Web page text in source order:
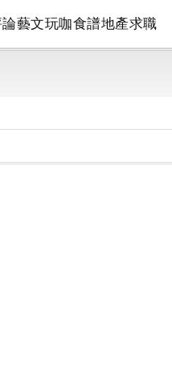
藝文玩咖食譜地產求職